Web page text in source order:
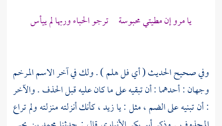
يا مرو إن مطيتي محبوسة ترجو الحباء وربها لم ييأس
وفي صحيح الحديث ( أي فل هلم ) . ولك في آخر الاسم المرخم
وجهان : أحدهما : أن تبقيه على ما كان عليه قبل الحذف . والآخر
: أن تبنيه على الضم ، مثل : يا زيد ، كأنك أنزلته منزلته ولم تراع